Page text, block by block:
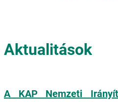
Aktualitások
A KAP Nemzeti